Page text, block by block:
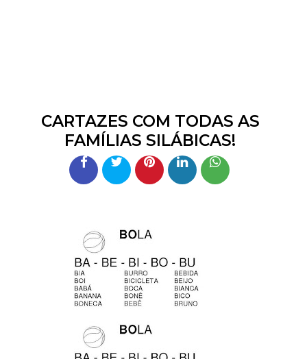
CARTAZES COM TODAS AS
FAMÍLIAS SILÁBICAS!